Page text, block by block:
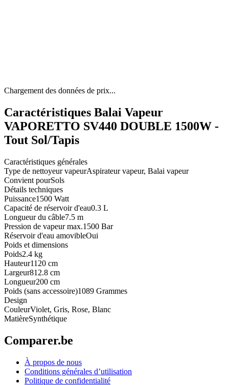
Chargement des données de prix...
Caractéristiques Balai Vapeur
VAPORETTO SV440 DOUBLE 1500W -
Tout Sol/Tapis
Caractéristiques générales
Type de nettoyeur vapeurAspirateur vapeur, Balai vapeur
Convient pourSols
Détails techniques
Puissance1500 Watt
Capacité de réservoir d'eau0.3 L
Longueur du câble7.5 m
Pression de vapeur max.1500 Bar
Réservoir d'eau amovibleOui
Poids et dimensions
Poids2.4 kg
Hauteur1120 cm
Largeur812.8 cm
Longueur200 cm
Poids (sans accessoire)1089 Grammes
Design
CouleurViolet, Gris, Rose, Blanc
MatièreSynthétique
Comparer.be
À propos de nous
Conditions générales d’utilisation
Politique de confidentialité